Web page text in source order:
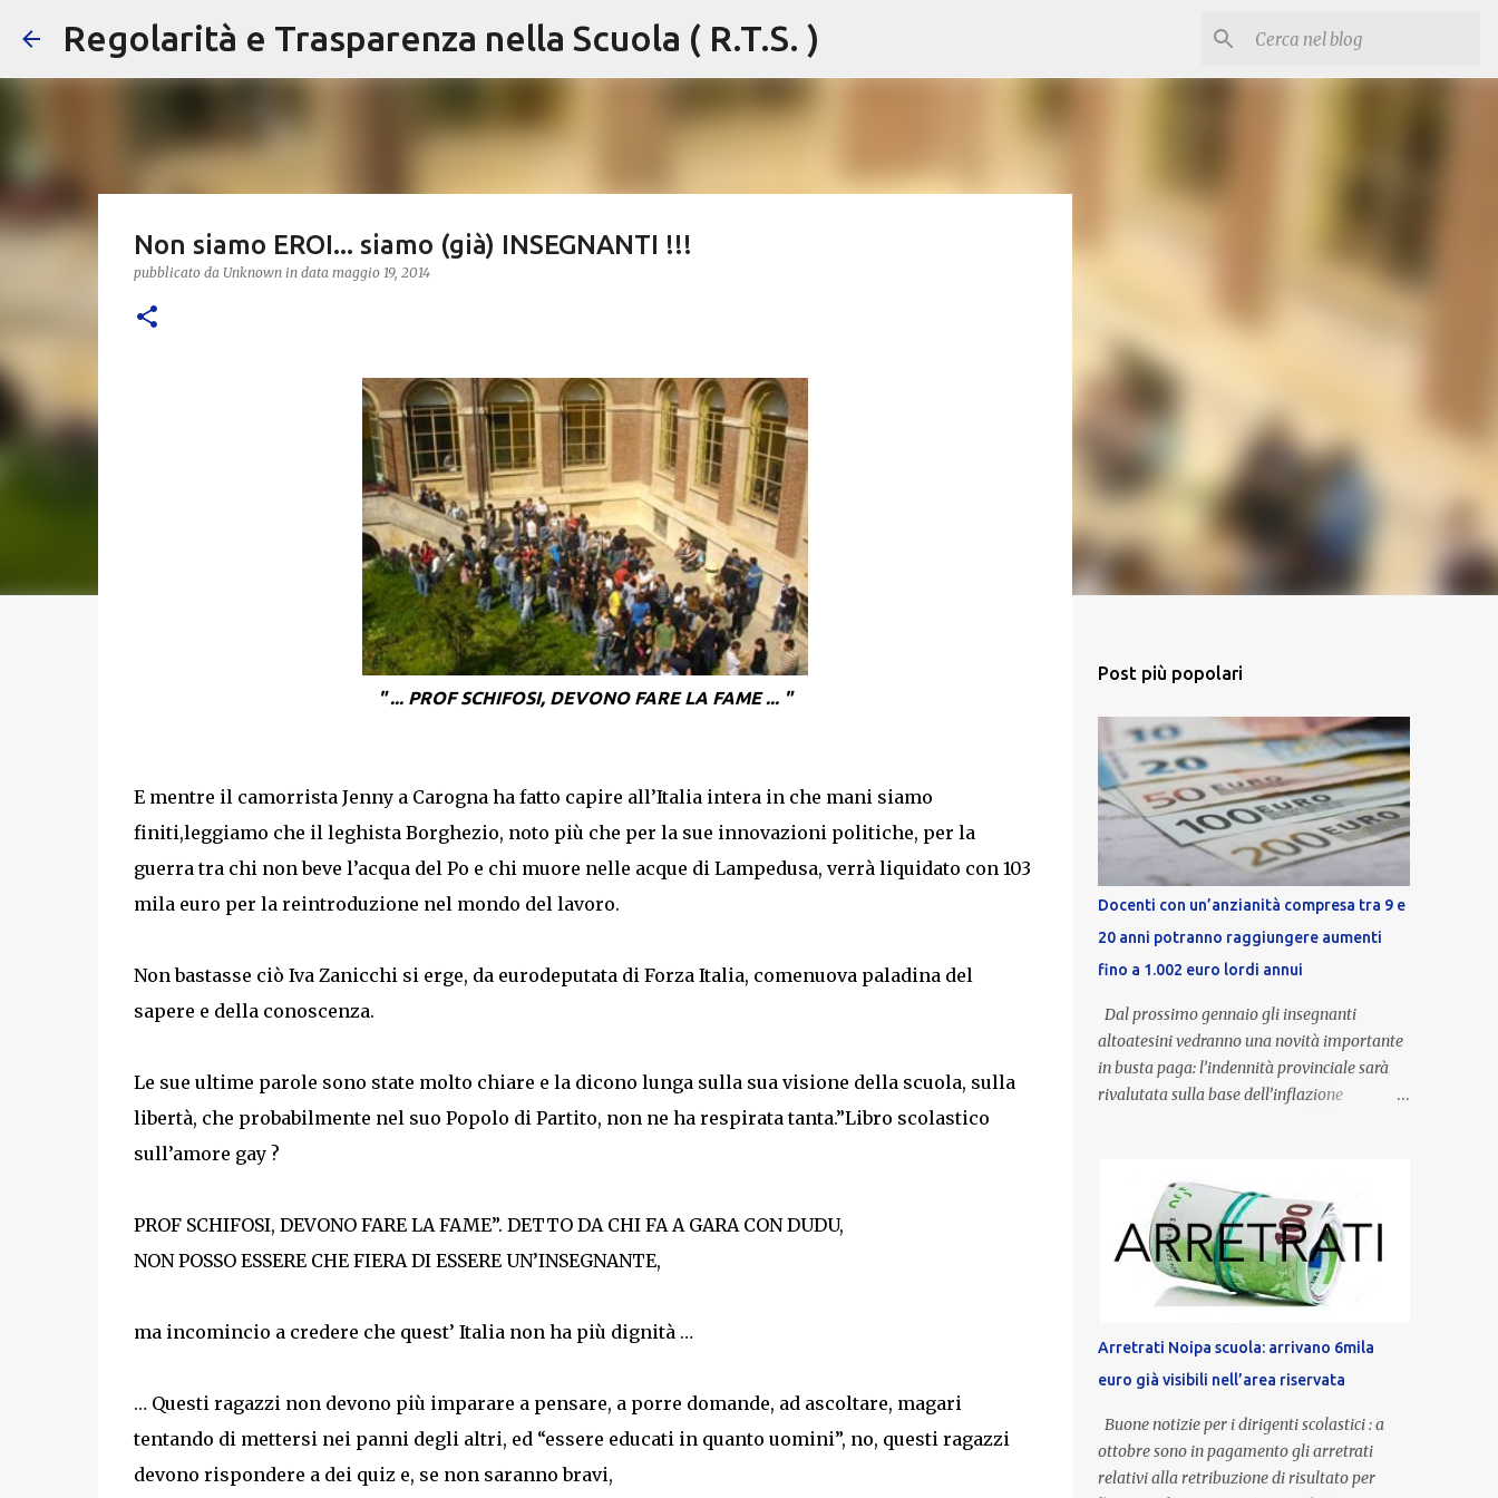
Passa ai contenuti principali
Regolarità e Trasparenza nella Scuola ( R.T.S. )
Non siamo EROI... siamo (già) INSEGNANTI !!!
pubblicato da Unknown in data maggio 19, 2014
" ... PROF SCHIFOSI, DEVONO FARELA FAME ... "
E mentre il camorrista Jenny a Carogna ha fatto capire all’Italia intera in che mani siamo
finiti,leggiamo che il leghista Borghezio, noto più che per la sue innovazioni politiche, per la
guerra tra chi non beve l’acqua del Po e chi muore nelle acque di Lampedusa, verrà liquidato con 103
mila euro per la reintroduzione nel mondo del lavoro.
Non bastasse ciò Iva Zanicchi si erge, da eurodeputata di Forza Italia, comenuova paladina del
sapere e della conoscenza.
Le sue ultime parole sono state molto chiare e la dicono lunga sulla sua visione della scuola, sulla
libertà, che probabilmente nel suo Popolo di Partito, non ne ha respirata tanta.”Libro scolastico
sull’amore gay ?
PROF SCHIFOSI, DEVONO FARE LA FAME”. DETTO DA CHI FA A GARA CON DUDU,
NON POSSO ESSERE CHE FIERA DI ESSERE UN’INSEGNANTE,
ma incomincio a credere che quest’ Italia non ha più dignità …
… Questi ragazzi non devono più imparare a pensare, a porre domande, ad ascoltare, magari
tentando di mettersi nei panni degli altri, ed “essere educati in quanto uomini”, no, questi ragazzi
devono rispondere a dei quiz e, se non saranno bravi,
Post più popolari
Docenti con un’anzianità compresa tra 9 e
20 anni potranno raggiungere aumenti
fino a 1.002 euro lordi annui
Dal prossimo gennaio gli insegnanti
altoatesini vedranno una novità importante
in busta paga: l’indennità provinciale sarà
rivalutata sulla base dell’inflazione
un’anzianità compresa tra 9 e 20 anni
potranno raggiungere fino a 1.002 euro lordi
annui. Il nuovo contratto provinciale
introduce inoltre un congedo speciale
dedicato alle donne vittime di violenza di
genere, in linea con la normativa nazionale e
con l’obiettivo di offrire maggiore tutela e
supporto in situazioni delicate. L’indennità
provinciale per i docenti è un unicum in
Italia: si tratta di una misura esclusiva della
Provincia autonoma di Bolzano, che integra
Arretrati Noipa scuola: arrivano 6mila
euro già visibili nell’area riservata
Buone notizie per i dirigenti scolastici : a
ottobre sono in pagamento gli arretrati
relativi alla retribuzione di risultato per